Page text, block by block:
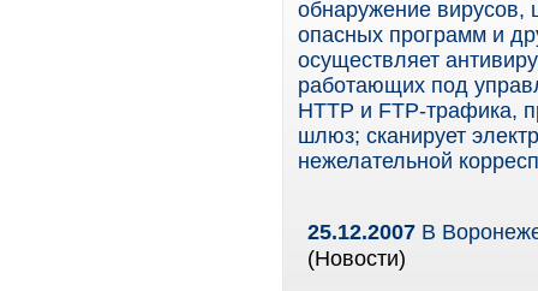
обнаружение вирусов,
опасных программ и
осуществляет
работающих под
HTTP и FTP-трафика,
шлюз; сканирует
нежелательной
25.12.2007 В
(Новости)